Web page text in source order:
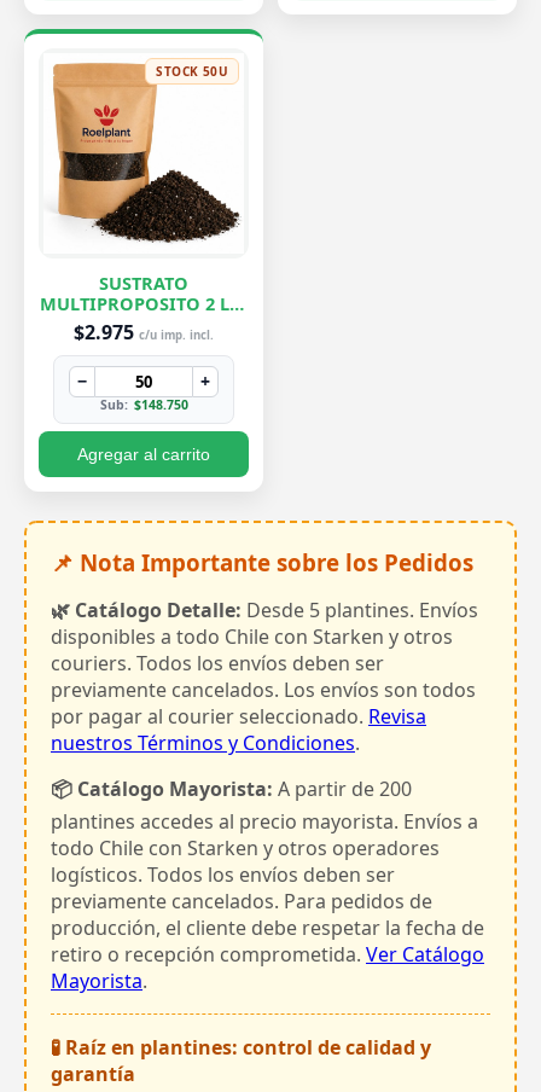
STOCK 50U
SUSTRATO
MULTIPROPOSITO 2 LTS
ROELPLANT
$2.975 c/u imp. incl.
− +
Sub: $148.750
Agregar al carrito
📌 Nota Importante sobre los Pedidos
🌿 Catálogo Detalle: Desde 5 plantines. Envíos
disponibles a todo Chile con Starken y otros
couriers. Todos los envíos deben ser
previamente cancelados. Los envíos son todos
por pagar al courier seleccionado. Revisa
nuestros Términos y Condiciones.
📦 Catálogo Mayorista: A partir de 200
plantines accedes al precio mayorista. Envíos a
todo Chile con Starken y otros operadores
logísticos. Todos los envíos deben ser
previamente cancelados. Para pedidos de
producción, el cliente debe respetar la fecha de
retiro o recepción comprometida. Ver Catálogo
Mayorista.
🧪 Raíz en plantines: control de calidad y
garantía